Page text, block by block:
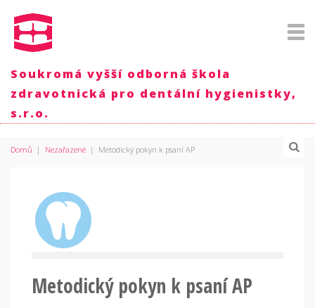
Soukromá vyšší odborná škola
zdravotnická pro dentální hygienistky,
s.r.o.
Domů | Nezařazené | Metodický pokyn k psaní AP
Metodický pokyn k psaní AP